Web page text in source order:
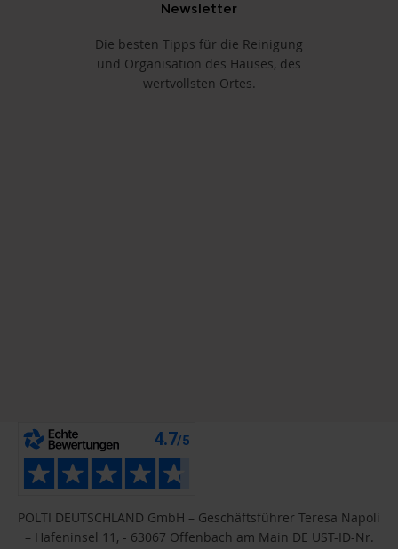
Newsletter
Die besten Tipps für die Reinigung
und Organisation des Hauses, des
wertvollsten Ortes.
POLTI DEUTSCHLAND GmbH – Geschäftsführer Teresa Napoli
– Hafeninsel 11, - 63067 Offenbach am Main DE UST-ID-Nr.